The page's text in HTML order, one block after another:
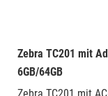
Zebra TC201 mit
6GB/64GB